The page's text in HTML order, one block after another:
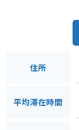
住所
平均滞在時間